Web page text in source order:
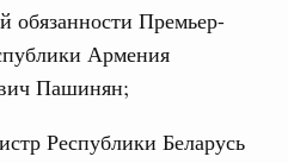
Премьер-
Армения
Пашинян;
Республики Беларусь
со странами СНГ на двусторонней
VIII Российско-
Киргизской